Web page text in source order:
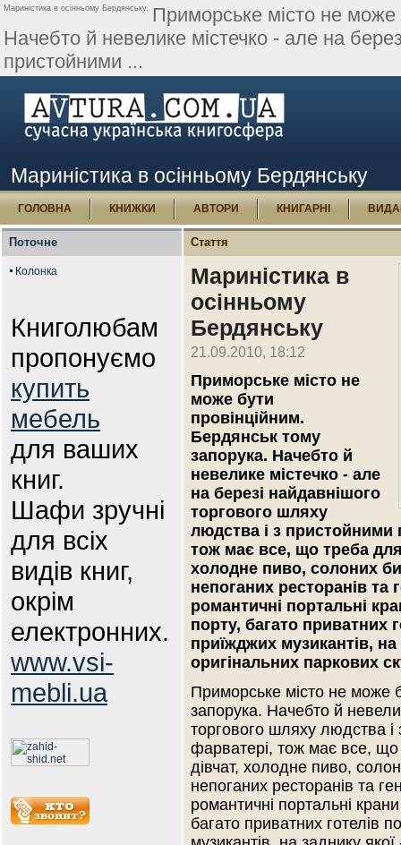
Мариністика в осінньому Бердянську. Приморське місто не може
Начебто й невелике містечко - але на
пристойними ...
Мариністика в осінньому Бердянську
ГОЛОВНА КНИЖКИ АВТОРИ КНИГАРНІ
Поточне
Колонка
Книголюбам
пропонуємо
купить
мебель
для ваших
книг.
Шафи зручні
для всіх
видів книг,
окрім
електронних.
www.vsi-
mebli.ua
Стаття
Мариністика в
осінньому
Бердянську
21.09.2010, 18:12
Приморське місто не
може бути
провінційним.
Бердянськ тому
запорука. Начебто й
невелике містечко - але
на березі найдавнішого
торгового шляху
людства і з пристойними
тож має все, що треба
холодне пиво, солоних
непоганих ресторанів та
романтичні портальні
порту, багато приватних
приїжджих музикантів,
оригінальних паркових
Приморське місто не може
запорука. Начебто й
торгового шляху людства
фарватері, тож має все,
дівчат, холодне пиво,
непоганих ресторанів та
романтичні портальні
багато приватних готелів